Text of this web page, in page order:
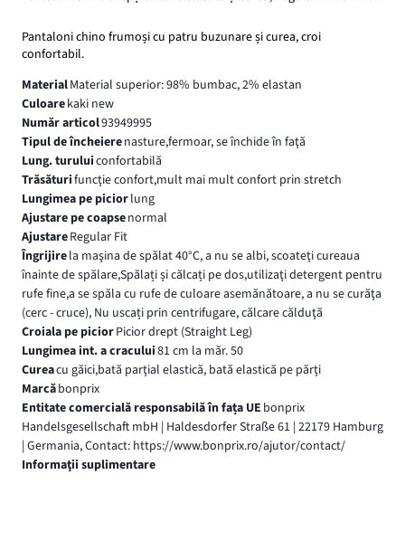
Pantaloni chino frumoși cu patru buzunare și curea, croi
confortabil.
MaterialMaterial superior: 98% bumbac, 2% elastan
Culoarekaki new
Număr articol93949995
Tipul de încheierenasture,fermoar, se închide în faţă
Lung. turuluiconfortabilă
Trăsăturifuncţie confort,mult mai mult confort prin stretch
Lungimea pe piciorlung
Ajustare pe coapsenormal
AjustareRegular Fit
Îngrijirela maşina de spălat 40°C, a nu se albi, scoateţi cureaua
înainte de spălare,Spălați și călcați pe dos,utilizaţi detergent pentru
rufe fine,a se spăla cu rufe de culoare asemănătoare, a nu se curăţa
(cerc - cruce), Nu uscați prin centrifugare, călcare călduţă
Croiala pe piciorPicior drept (Straight Leg)
Lungimea int. a cracului81 cm la măr. 50
Cureacu găici,bată parţial elastică, bată elastică pe părţi
Marcăbonprix
Entitate comercială responsabilă în fața UE bonprix
Handelsgesellschaft mbH | Haldesdorfer Straße 61 | 22179 Hamburg
| Germania, Contact: https://www.bonprix.ro/ajutor/contact/
Informaţii suplimentare